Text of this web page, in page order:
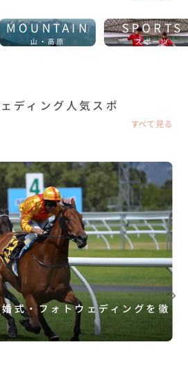
MOUNTAIN
山・高原
SPORTS
スポーツ
ディング人気スポ
すべて見る
式・フォトウェディングを徹